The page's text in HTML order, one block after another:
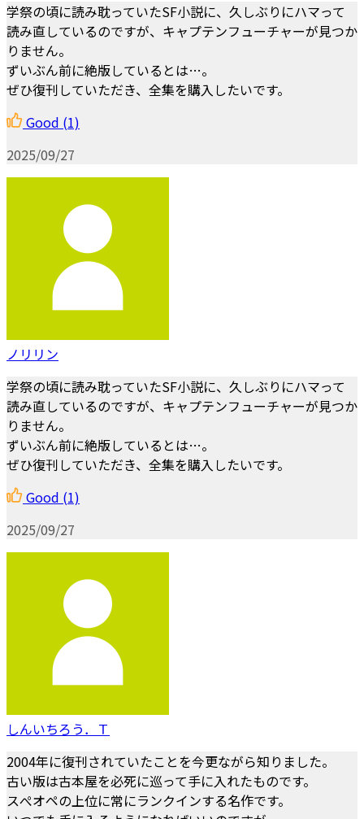
学祭の頃に読み耽っていたSF小説に、久しぶりにハマって
読み直しているのですが、キャプテンフューチャーが見つか
りません。
ずいぶん前に絶版しているとは…。
ぜひ復刊していただき、全集を購入したいです。
Good (1)
2025/09/27
ノリリン
学祭の頃に読み耽っていたSF小説に、久しぶりにハマって
読み直しているのですが、キャプテンフューチャーが見つか
りません。
ずいぶん前に絶版しているとは…。
ぜひ復刊していただき、全集を購入したいです。
Good (1)
2025/09/27
しんいちろう．Ｔ
2004年に復刊されていたことを今更ながら知りました。
古い版は古本屋を必死に巡って手に入れたものです。
スぺオペの上位に常にランクインする名作です。